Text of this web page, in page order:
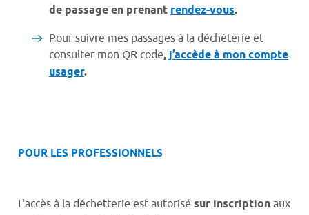
de passage en prenant rendez-vous.
Pour suivre mes passages à la déchèterie et
consulter mon QR code,j’accède à mon compte
usager.
POUR LES PROFESSIONNELS
L'accès à la déchetterie est autorisé sur inscription aux